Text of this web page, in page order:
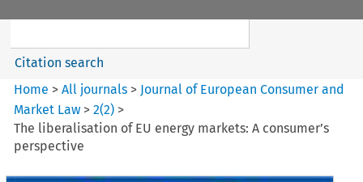
Citation search
Home >All journals > Journal of European Consumer and
Market Law >2(2) >
The liberalisation of EU energy markets: A consumer’s
perspective